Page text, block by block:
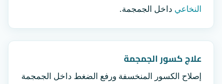
النخاعي داخل الجمجمة.
علاج كسور الجمجمة
إصلاح الكسور المنخسفة ورفع الضغط داخل الجمجمة